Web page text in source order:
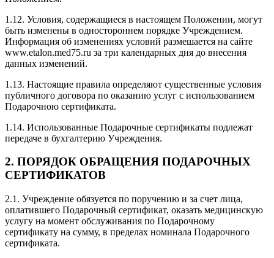
1.12. Условия, содержащиеся в настоящем Положении, могут
быть изменены в одностороннем порядке Учреждением.
Информация об изменениях условий размешается на сайте
www.etalon.med75.ru за три календарных дня до внесения
данных изменений.
1.13. Настоящие правила определяют существенные условия
публичного договора по оказанию услуг с использованием
Подарочною сертификата.
1.14. Использованные Подарочные сертификаты подлежат
передаче в бухгалтерию Учреждения.
2. ПОРЯДОК ОБРАЩЕНИЯ ПОДАРОЧНЫХ
СЕРТИФИКАТОВ
2.1. Учреждение обязуется по поручению и за счет лица,
оплатившего Подарочный сертификат, оказать медицинскую
услугу на момент обслуживания по Подарочному
сертификату на сумму, в пределах номинала Подарочного
сертификата.